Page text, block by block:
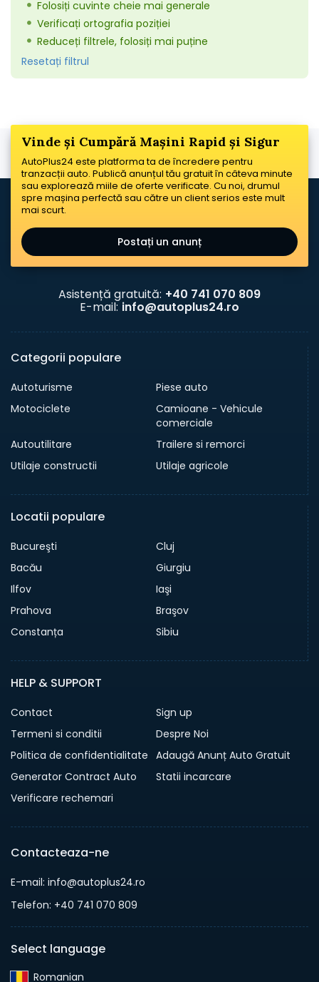
Folosiți cuvinte cheie mai generale
Verificați ortografia poziției
Reduceți filtrele, folosiți mai puține
Resetați filtrul
Vinde și Cumpără Mașini Rapid și Sigur
AutoPlus24 este platforma ta de încredere pentru
tranzacții auto. Publică anunțul tău gratuit în câteva minute
sau explorează miile de oferte verificate. Cu noi, drumul
spre mașina perfectă sau către un client serios este mult
mai scurt.
Postați un anunț
Asistență gratuită: +40 741 070 809
E-mail: info@autoplus24.ro
Categorii populare
Autoturisme
Piese auto
Motociclete
Camioane - Vehicule
comerciale
Autoutilitare
Trailere si remorci
Utilaje constructii
Utilaje agricole
Locatii populare
Bucureşti
Cluj
Bacău
Giurgiu
Ilfov
Iaşi
Prahova
Braşov
Constanța
Sibiu
HELP & SUPPORT
Contact
Sign up
Termeni si conditii
Despre Noi
Politica de confidentialitate Adaugă Anunț Auto Gratuit
Generator Contract Auto
Statii incarcare
Verificare rechemari
Contacteaza-ne
E-mail: info@autoplus24.ro
Telefon: +40 741 070 809
Select language
Romanian‎